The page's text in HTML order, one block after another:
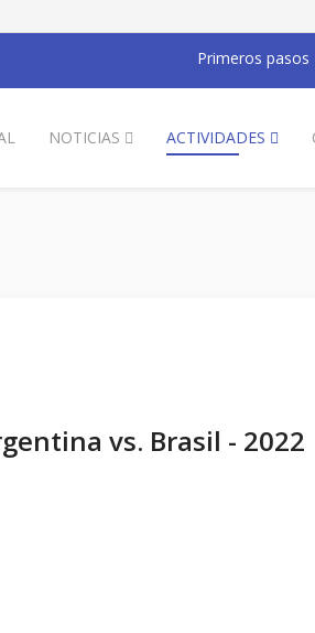
Primeros pasos
NOTICIAS ACTIVIDADES
vs. Brasil - 2022